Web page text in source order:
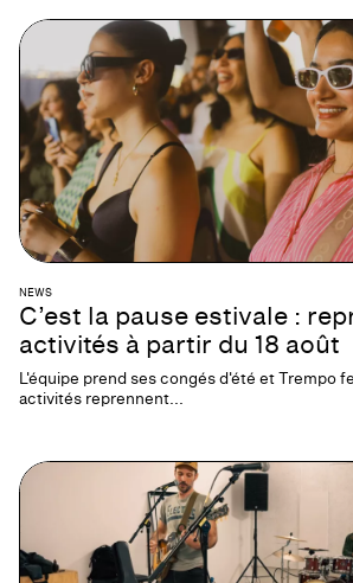
NEWS
C’est la pause estivale :
activités à partir du 18 août
L'équipe prend ses congés d'été et Trempo
activités reprennent...